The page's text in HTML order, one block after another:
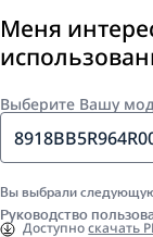
Меня
Выберите Вашу
Вы выбрали
Руководство
Доступноскачать